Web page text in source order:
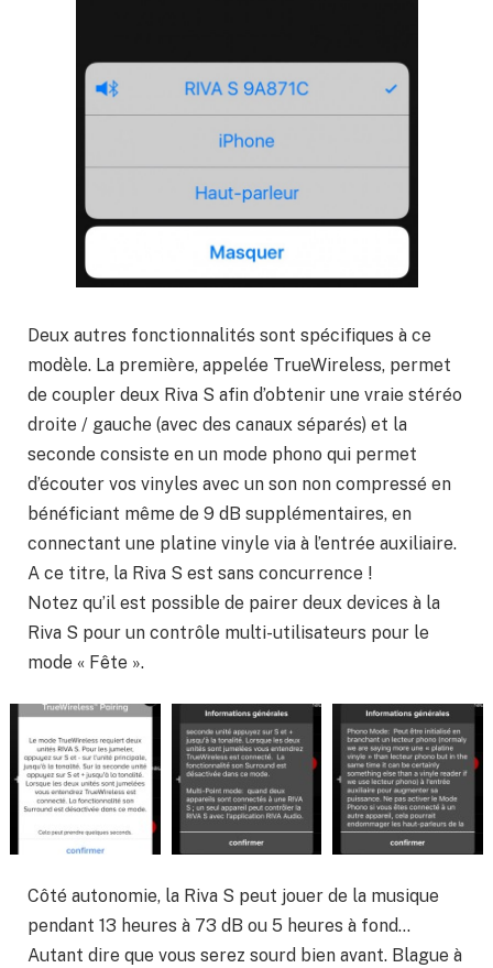
Deux autres fonctionnalités sont spécifiques à ce
modèle. La première, appelée TrueWireless, permet
de coupler deux Riva S afin d’obtenir une vraie stéréo
droite / gauche (avec des canaux séparés) et la
seconde consiste en un mode phono qui permet
d’écouter vos vinyles avec un son non compressé en
bénéficiant même de 9 dB supplémentaires, en
connectant une platine vinyle via à l’entrée auxiliaire.
A ce titre, la Riva S est sans concurrence !
Notez qu’il est possible de pairer deux devices à la
Riva S pour un contrôle multi-utilisateurs pour le
mode « Fête ».
Côté autonomie, la Riva S peut jouer de la musique
pendant 13 heures à 73 dB ou 5 heures à fond…
Autant dire que vous serez sourd bien avant. Blague à